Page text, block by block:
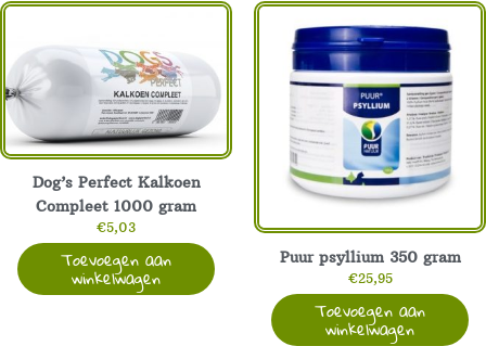
Dog’s Perfect Kalkoen
Compleet 1000 gram
€5,03
Toevoegen aan
winkelwagen
Puur psyllium 350 gram
€25,95
Toevoegen aan
winkelwagen